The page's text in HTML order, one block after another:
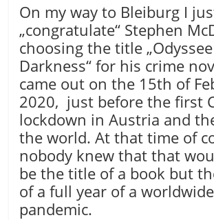
On my way to Bleiburg I
„congratulate“ Stephen
choosing the title
Darkness“ for his crime
came out on the 15th of
2020, just before the first
lockdown in Austria and
the world. At that time of
nobody knew that that
be the title of a book but
of a full year of a worldwide
pandemic.